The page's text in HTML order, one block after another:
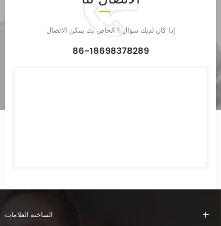
إذا كان لديك سؤال ؟ الخاص بك يمكن الاتصال
86-18698378289
الساخنة العلامات